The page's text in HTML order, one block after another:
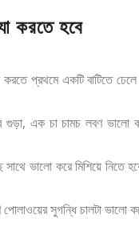
করতে হবে
প্রথমে একটি বাটিতে
গুড়া, এক চা চামচ লবণ ভালো
ভালো করে মিশিয়ে নিতে
সুগন্ধি চালটা ভালো